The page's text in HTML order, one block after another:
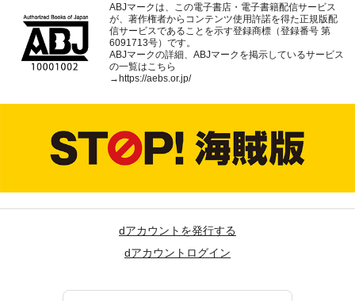
ABJマークは、この電子書店・電子書籍配信サービス
が、著作権者からコンテンツ使用許諾を得た正規版配
信サービスであることを示す登録商標（登録番号 第
6091713号）です。
ABJマークの詳細、ABJマークを掲示しているサービス
の一覧はこちら
→https://aebs.or.jp/
dアカウントを発行する
dアカウントログイン